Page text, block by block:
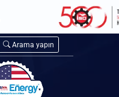
Arama yapın